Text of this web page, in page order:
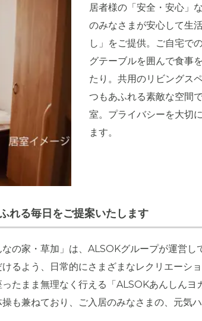
居者様の「安全・安心」
のみなさまが安心して生
し」をご提供。ご自宅で
グテーブルを囲んで食事
たり。共用のリビングス
つもあふれる素敵な空間
室。プライバシーを大切
ます。
れる毎日をご提案いたします
の家・草加」は、ALSOKグループが運営
るよう、日常的にさまざまなレクリエーシ
たまま無理なく行える「ALSOKあんしんヨ
も兼ねており、ご入居のみなさまの、元気